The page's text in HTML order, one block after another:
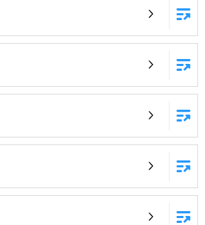
でカラオケ歌い放題！